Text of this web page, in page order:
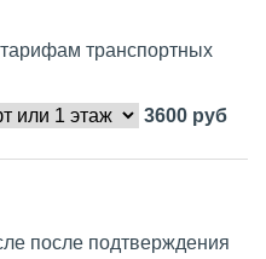
транспортных
3600 руб
после подтверждения